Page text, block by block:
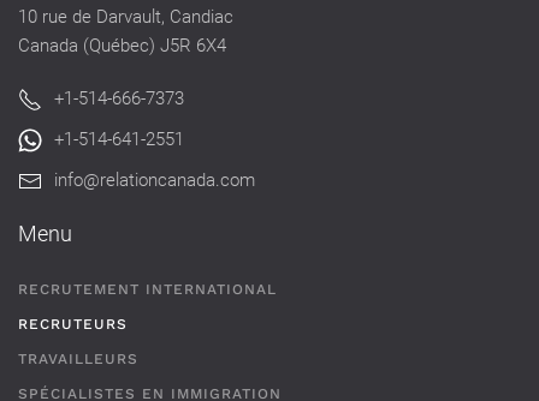
10 rue de Darvault, Candiac
Canada (Québec) J5R 6X4
+1-514-666-7373
+1-514-641-2551
info@relationcanada.com
Menu
RECRUTEMENT INTERNATIONAL
RECRUTEURS
TRAVAILLEURS
SPÉCIALISTES EN IMMIGRATION